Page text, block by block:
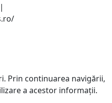
Prin continuarea navigării,
a acestor informaţii.